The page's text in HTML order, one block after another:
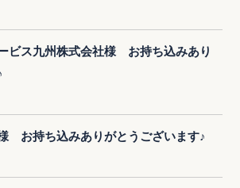
ビス九州株式会社様 お持ち込みあり
お持ち込みありがとうございます♪